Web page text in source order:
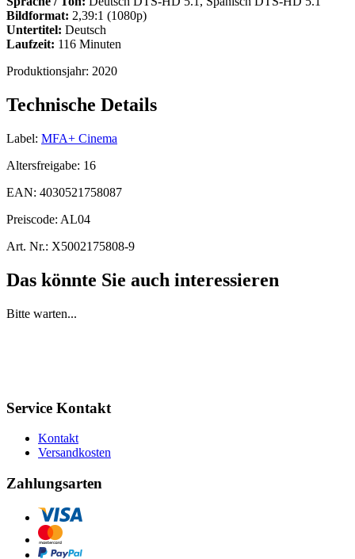
Bildformat: 2,39:1 (1080p)
Untertitel: Deutsch
Laufzeit: 116 Minuten
Produktionsjahr: 2020
Technische Details
Label: MFA+ Cinema
Altersfreigabe: 16
EAN: 4030521758087
Preiscode: AL04
Art. Nr.: X5002175808-9
Das könnte Sie auch interessieren
Bitte warten...
Service Kontakt
Kontakt
Versandkosten
Zahlungsarten